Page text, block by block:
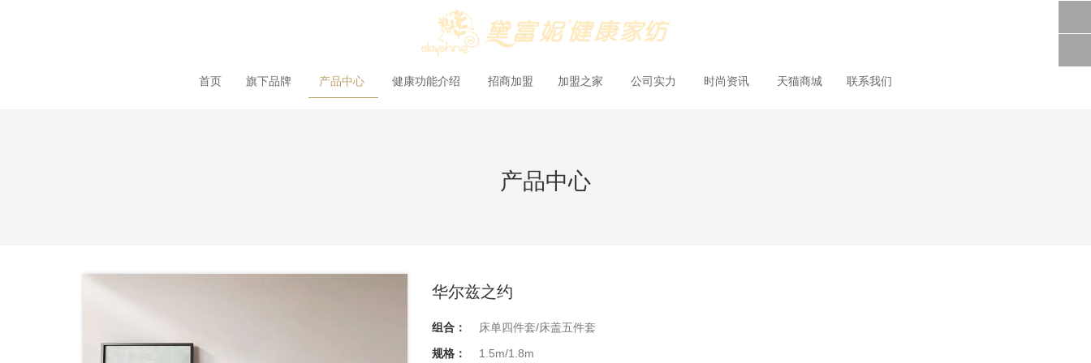
首页 旗下品牌 产品中心 健康功能介绍 招商加盟 加盟之家 公司实力 时尚资讯 天猫商城 联系我们
产品中心
华尔兹之约
组合：
床单四件套/床盖五件套
规格：
1.5m/1.8m